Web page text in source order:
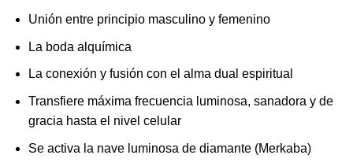
Unión entre principio masculino y femenino
La boda alquímica
La conexión y fusión con el alma dual espiritual
Transfiere máxima frecuencia luminosa, sanadora y de
gracia hasta el nivel celular
Se activa la nave luminosa de diamante (Merkaba)